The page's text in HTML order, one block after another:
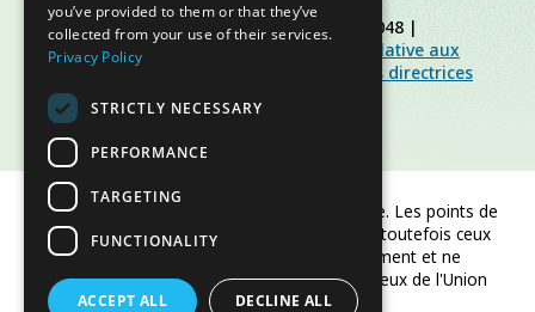
© Slow Food Foundation | C.F. 91019770048 |
Politique de confidentialité
Politique relative aux
cookies
Slow Food Foundation
Lignes directrices
pour l’espace réservé
Financé par l'Union européenne. Les points de
vue et opinions exprimés sont toutefois ceux
de l'auteur/des auteurs uniquement et ne
reflètent pas nécessairement ceux de l'Union
européenne ou de CINEA.
you’ve provided to them or that they’ve
collected from your use of their services.
Privacy Policy
STRICTLY NECESSARY
PERFORMANCE
TARGETING
FUNCTIONALITY
ACCEPT ALL DECLINE ALL